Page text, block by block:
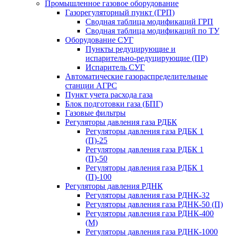
Промышленное газовое оборудование
Газорегуляторный пункт (ГРП)
Сводная таблица модификаций ГРП
Сводная таблица модификаций по ТУ
Оборудование СУГ
Пункты редуцирующие и
испарительно-редуцирующие (ПР)
Испаритель СУГ
Автоматические газораспределительные
станции АГРС
Пункт учета расхода газа
Блок подготовки газа (БПГ)
Газовые фильтры
Регуляторы давления газа РДБК
Регуляторы давления газа РДБК 1
(П)-25
Регуляторы давления газа РДБК 1
(П)-50
Регуляторы давления газа РДБК 1
(П)-100
Регуляторы давления РДНК
Регуляторы давления газа РДНК-32
Регуляторы давления газа РДНК-50 (П)
Регуляторы давления газа РДНК-400
(М)
Регуляторы давления газа РДНК-1000